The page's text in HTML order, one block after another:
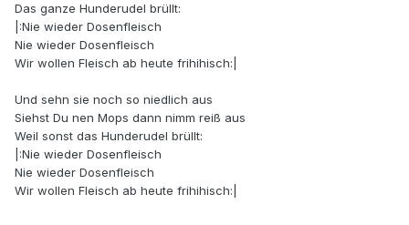
Das ganze Hunderudel brüllt:
|:Nie wieder Dosenfleisch
Nie wieder Dosenfleisch
Wir wollen Fleisch ab heute frihihisch:|
Und sehn sie noch so niedlich aus
Siehst Du nen Mops dann nimm reiß aus
Weil sonst das Hunderudel brüllt:
|:Nie wieder Dosenfleisch
Nie wieder Dosenfleisch
Wir wollen Fleisch ab heute frihihisch:|